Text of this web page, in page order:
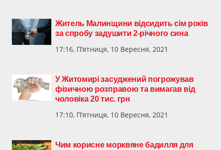
Житель Малинщини відсидить сім років
за спробу задушити 2-річного сина
17:16, П’ятниця, 10 Вересня, 2021
У Житомирі засуджений погрожував
фізичною розправою та вимагав від
чоловіка 20 тис. грн
17:10, П’ятниця, 10 Вересня, 2021
Чим корисне морквяне бадилля для